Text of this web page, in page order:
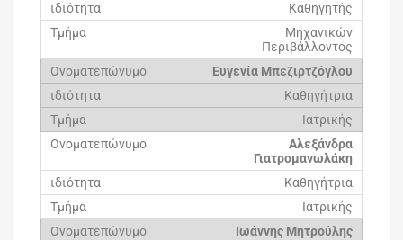
Καθηγητής
Μηχανικών
Περιβάλλοντος
Ευγενία Μπεζιρτζόγλου
Καθηγήτρια
Ιατρικής
Αλεξάνδρα
Γιατρομανωλάκη
Καθηγήτρια
Ιατρικής
Ιωάννης Μητρούλης